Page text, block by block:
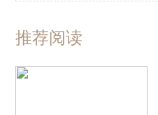
推荐阅读